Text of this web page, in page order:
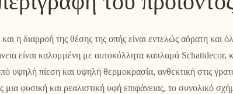
η διαρροή της θέσης της οπής είναι εντελώς αόρατη και
είναι καλυμμένη με αυτοκόλλητα καπλαμά Schattdecor,
υψηλή πίεση και υψηλή θερμοκρασία, ανθεκτική στις
φυσική και ρεαλιστική υφή επιφάνειας, το συνολικό